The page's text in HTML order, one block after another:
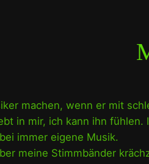
machen, wenn er mit
in mir, ich kann ihn
immer eigene Musik.
meine Stimmbänder